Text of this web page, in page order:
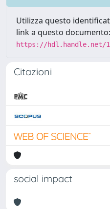
Utilizza questo
link a questo documento:
https://hdl.handle.net/
Citazioni
social impact